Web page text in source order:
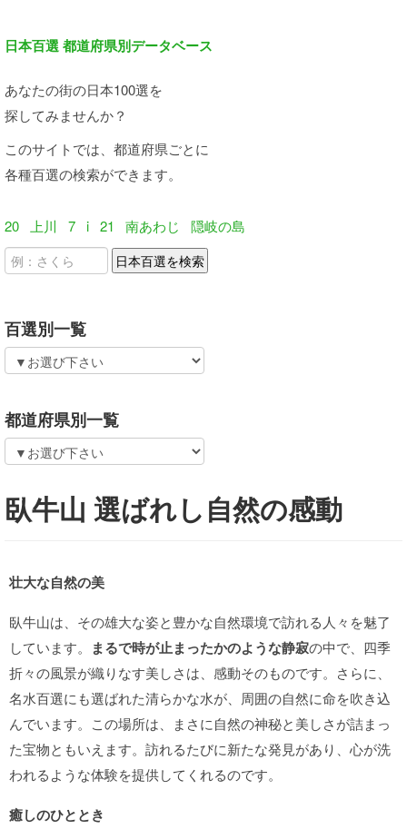
日本百選 都道府県別データベース
あなたの街の日本100選を
探してみませんか？
このサイトでは、都道府県ごとに
各種百選の検索ができます。
20 上川 7 i 21 南あわじ 隠岐の島
百選別一覧
都道府県別一覧
臥牛山 選ばれし自然の感動
壮大な自然の美
臥牛山は、その雄大な姿と豊かな自然環境で訪れる人々を魅了
しています。
まるで時が止まったかのような静寂の中で、四季
折々の風景が織りなす美しさは、感動そのものです。さらに、
名水百選にも選ばれた清らかな水が、周囲の自然に命を吹き込
んでいます。この場所は、まさに自然の神秘と美しさが詰まっ
た宝物ともいえます。訪れるたびに新たな発見があり、心が洗
われるような体験を提供してくれるのです。
癒しのひととき